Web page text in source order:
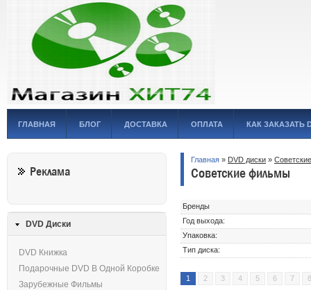
ГЛАВНАЯ БЛОГ ДОСТАВКА ОПЛАТА КАК ЗАКАЗАТЬ
Главная » DVD диски »
Советские фильмы
Бренды
Год выхода:
Упаковка:
Тип диска:
1 2 3 4 5 6 7 8
Реклама
DVD Диски
DVD Книжка
Подарочные DVD В Одной Коробке
Зарубежные Фильмы